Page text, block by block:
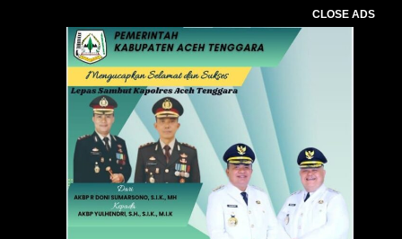
CLOSE ADS